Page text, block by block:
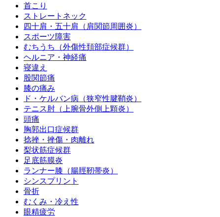
首こり
ストレートネック
四十肩・五十肩（肩関節周囲炎）
スポーツ障害
むちうち（外傷性頚部症候群）
ヘルニア・神経痛
寝違え
股関節痛
膝の痛み
ド・ケルバン病（狭窄性腱鞘炎）
テニス肘（上腕骨外側上顆炎）
頭痛
胸郭出口症候群
捻挫・挫傷・肉離れ
梨状筋症候群
足底筋膜炎
ランナー膝（腸脛靭帯炎）
シンスプリント
骨折
むくみ・冷え性
眼精疲労